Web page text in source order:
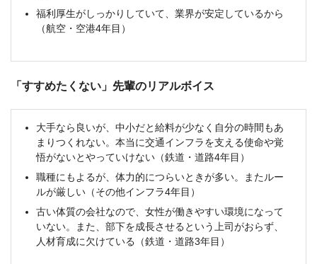
福利厚生がしっかりしていて、業界が安定しているから
（航空・空港4年目）
「すすめたくない」先輩のリアルボイス
大手なら良いが、中小だと給料が少なく自分の時間もあ
まりつくれない。本当に交通インフラを支える使命や覚
悟がないとやっていけない（鉄道・道路4年目）
職種にもよるが、体力的につらいときが多い。またルー
ルが厳しい（その他インフラ4年目）
古い体質の会社なので、女性が働きやすい環境になって
いない。また、部下を成長させるという上司がおらず、
人材育成に欠けている（鉄道・道路3年目）